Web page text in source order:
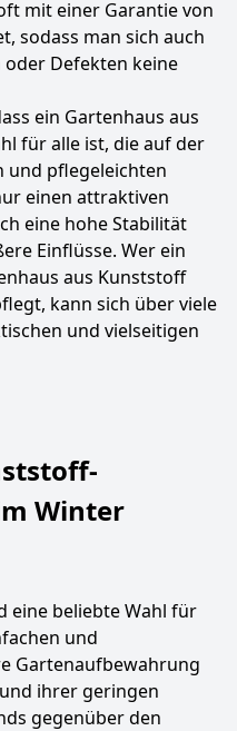
mit einer Garantie von
sodass man sich auch
oder Defekten keine
ein Gartenhaus aus
für alle ist, die auf der
und pflegeleichten
einen attraktiven
eine hohe Stabilität
Einflüsse. Wer ein
aus Kunststoff
kann sich über viele
und vielseitigen
Winter
eine beliebte Wahl für
und
Gartenaufbewahrung
ihrer geringen
gegenüber den